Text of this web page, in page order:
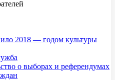
2018 — годом культуры
о выборах и референдумах